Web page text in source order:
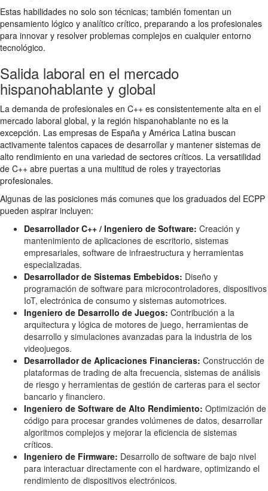
Estas habilidades no solo son técnicas; también fomentan un
pensamiento lógico y analítico crítico, preparando a los profesionales
para innovar y resolver problemas complejos en cualquier entorno
tecnológico.
Salida laboral en el mercado
hispanohablante y global
La demanda de profesionales en C++ es consistentemente alta en el
mercado laboral global, y la región hispanohablante no es la
excepción. Las empresas de España y América Latina buscan
activamente talentos capaces de desarrollar y mantener sistemas de
alto rendimiento en una variedad de sectores críticos. La versatilidad
de C++ abre puertas a una multitud de roles y trayectorias
profesionales.
Algunas de las posiciones más comunes que los graduados del ECPP
pueden aspirar incluyen:
Desarrollador C++ / Ingeniero de Software: Creación y
mantenimiento de aplicaciones de escritorio, sistemas
empresariales, software de infraestructura y herramientas
especializadas.
Desarrollador de Sistemas Embebidos: Diseño y
programación de software para microcontroladores, dispositivos
IoT, electrónica de consumo y sistemas automotrices.
Ingeniero de Desarrollo de Juegos: Contribución a la
arquitectura y lógica de motores de juego, herramientas de
desarrollo y simulaciones avanzadas para la industria de los
videojuegos.
Desarrollador de Aplicaciones Financieras: Construcción de
plataformas de trading de alta frecuencia, sistemas de análisis
de riesgo y herramientas de gestión de carteras para el sector
bancario y financiero.
Ingeniero de Software de Alto Rendimiento: Optimización de
código para procesar grandes volúmenes de datos, desarrollar
algoritmos complejos y mejorar la eficiencia de sistemas
críticos.
Ingeniero de Firmware: Desarrollo de software de bajo nivel
para interactuar directamente con el hardware, optimizando el
rendimiento de dispositivos electrónicos.